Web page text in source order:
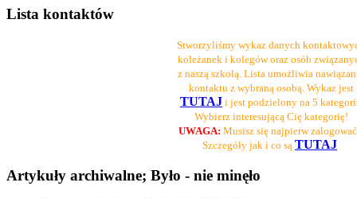
Lista kontaktów
Stworzyliśmy wykaz danych
koleżanek i kolegów oraz osób
z naszą szkołą. Lista umożliwia
kontaktu z wybraną osobą. Wykaz jest
TUTAJ i jest podzielony na 5
Wybierz interesującą Cię kategorię!
UWAGA: Musisz się najpierw
Szczegóły jak i co są TUTAJ
Artykuły archiwalne; Było - nie minęło